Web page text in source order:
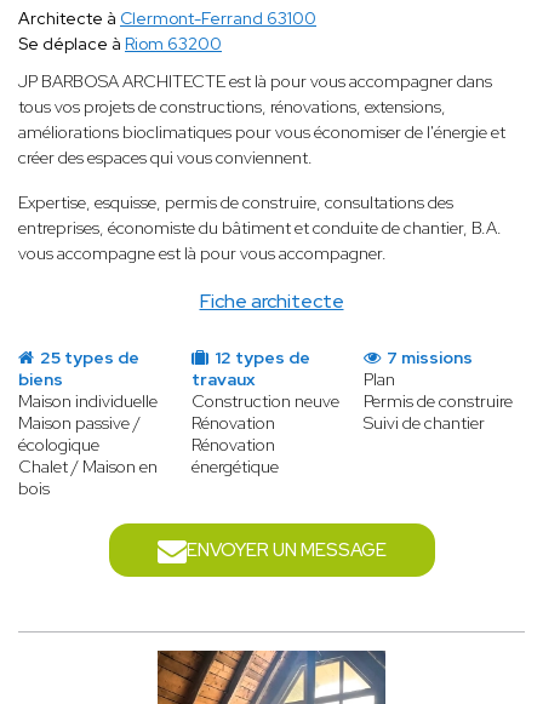
Fiche architecte
Architecte à Clermont-Ferrand 63100
Se déplace à Riom 63200
JP BARBOSA ARCHITECTE est là pour vous accompagner dans
tous vos projets de constructions, rénovations, extensions,
améliorations bioclimatiques pour vous économiser de l'énergie et
créer des espaces qui vous conviennent.
Expertise, esquisse, permis de construire, consultations des
entreprises, économiste du bâtiment et conduite de chantier, B.A.
vous accompagne est là pour vous accompagner.
25 types de
biens
Maison individuelle
Maison passive /
écologique
Chalet / Maison en
bois
12 types de
travaux
Construction neuve
Rénovation
Rénovation
énergétique
7 missions
Plan
Permis de construire
Suivi de chantier
ENVOYER UN MESSAGE